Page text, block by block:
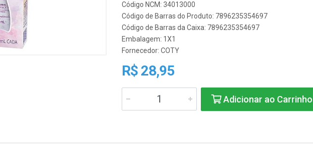
Código NCM: 34013000
Código de Barras do Produto: 7896235354697
Código de Barras da Caixa: 7896235354697
Embalagem: 1X1
Fornecedor: COTY
R$ 28,95
Adicionar ao Carrinho